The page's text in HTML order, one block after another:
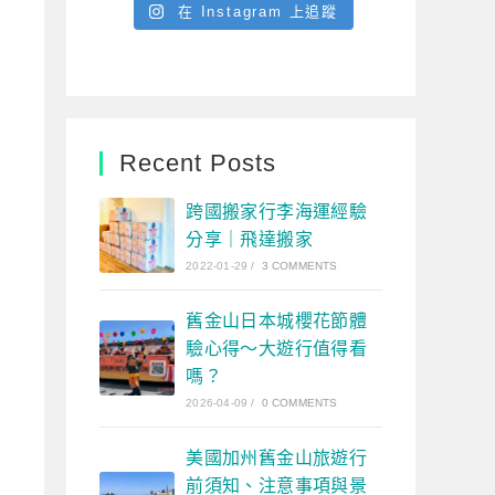
在 Instagram 上追蹤
Recent Posts
跨國搬家行李海運經驗
分享｜飛達搬家
2022-01-29 / 3 COMMENTS
舊金山日本城櫻花節體
驗心得～大遊行值得看
嗎？
2026-04-09 / 0 COMMENTS
美國加州舊金山旅遊行
前須知、注意事項與景